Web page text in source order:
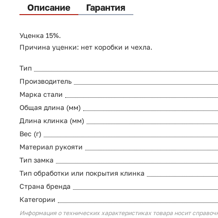
Описание Гарантия
Уценка 15%.
Причина уценки: нет коробки и чехла.
Тип
Производитель
Марка стали
Общая длина (мм)
Длина клинка (мм)
Вес (г)
Материал рукояти
Тип замка
Тип обработки или покрытия клинка
Страна бренда
Категории
Информация о технических характеристиках товара носит